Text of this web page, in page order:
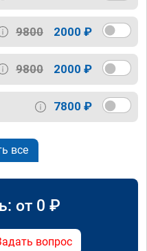
9800 2000 ₽
9800 2000 ₽
7800 ₽
все
от 0 ₽
вопрос